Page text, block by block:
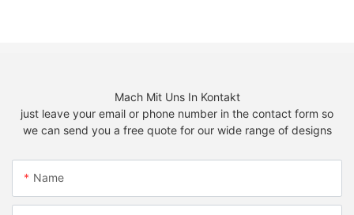
Mach Mit Uns In Kontakt
just leave your email or phone number in the contact form so
we can send you a free quote for our wide range of designs
Name